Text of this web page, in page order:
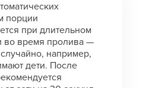
порции
при длительном
во время пролива —
например,
дети. После